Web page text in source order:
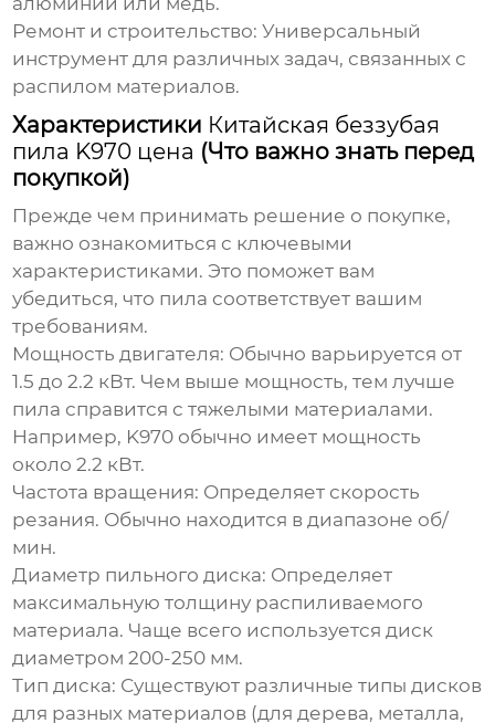
Ремонт и строительство: Универсальный
инструмент для различных задач, связанных с
распилом материалов.
Характеристики Китайская беззубая
пила K970 цена (Что важно знать перед
покупкой)
Прежде чем принимать решение о покупке,
важно ознакомиться с ключевыми
характеристиками. Это поможет вам
убедиться, что пила соответствует вашим
требованиям.
Мощность двигателя: Обычно варьируется от
1.5 до 2.2 кВт. Чем выше мощность, тем лучше
пила справится с тяжелыми материалами.
Например, K970 обычно имеет мощность
около 2.2 кВт.
Частота вращения: Определяет скорость
резания. Обычно находится в диапазоне об/
мин.
Диаметр пильного диска: Определяет
максимальную толщину распиливаемого
материала. Чаще всего используется диск
диаметром 200-250 мм.
Тип диска: Существуют различные типы дисков
для разных материалов (для дерева, металла,